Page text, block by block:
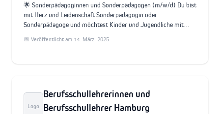
🌟 Sonderpädagoginnen und Sonderpädagogen (m/w/d) Du bist
mit Herz und Leidenschaft Sonderpädagogin oder
Sonderpädagoge und möchtest Kinder und Jugendliche mit…
📅 Veröffentlicht am 14. März. 2025
Logo
Berufsschullehrerinnen und
Berufsschullehrer Hamburg